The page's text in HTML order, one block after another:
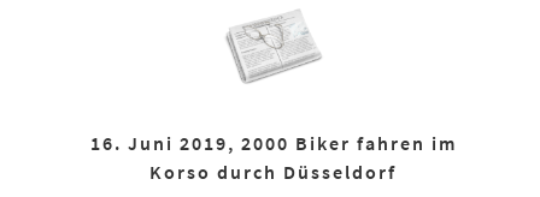
16. Juni 2019, 2000 Biker fahren im
Korso durch Düsseldorf